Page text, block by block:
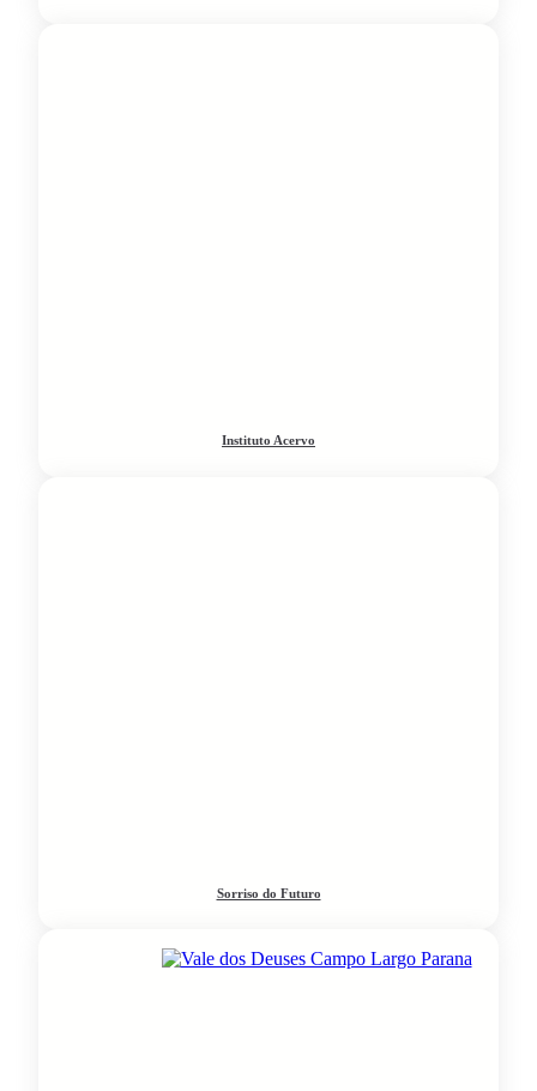
Instituto Acervo
Sorriso do Futuro